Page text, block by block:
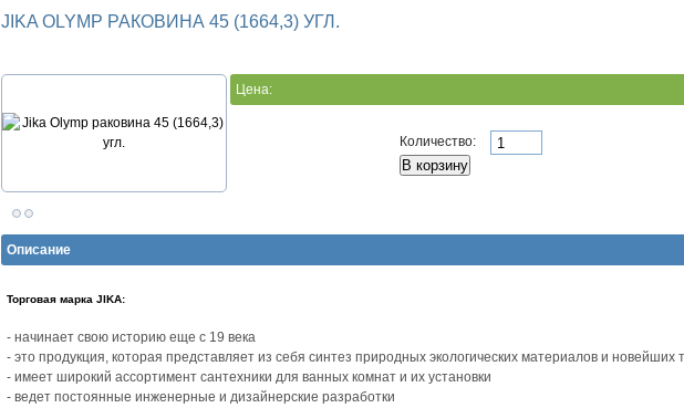
JIKA OLYMP РАКОВИНА 45 (1664,3) УГЛ.
Цена:
Количество:
Описание
Торговая марка JIKA:
- начинает свою историю еще с 19 века
- это продукция, которая представляет из себя синтез природных экологических материалов и новейших
- имеет широкий ассортимент сантехники для ванных комнат и их установки
- ведет постоянные инженерные и дизайнерские разработки